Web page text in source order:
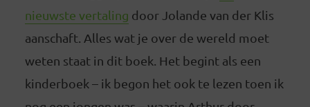
nieuwste vertaling door Jolande van der Klis
aanschaft. Alles wat je over de wereld moet
weten staat in dit boek. Het begint als een
kinderboek – ik begon het ook te lezen toen ik